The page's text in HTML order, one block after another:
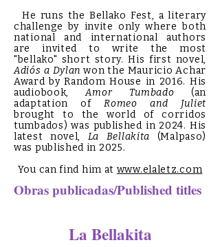
He runs the Bellako Fest, a literary
challenge by invite only where both
national and international authors
are invited to write the most
"bellako" short story. His first novel,
Adiós a Dylanwon the Mauricio Achar
Award by Random House in 2016. His
audiobook,Amor Tumbado (an
adaptation ofRomeo and Juliet
brought to the world of corridos
tumbados) was published in 2024. His
latest novel, La Bellakita (Malpaso)
was published in 2025.
You can find him at www.elaletz.com
Obras publicadas/Published titles
La Bellakita